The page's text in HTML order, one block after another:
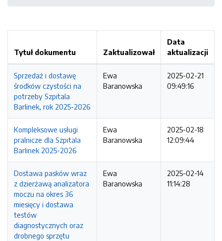
Tytuł dokumentu Zaktualizował
Data
aktualizacji
Sprzedaż i dostawę
środków czystości na
potrzeby Szpitala
Barlinek, rok 2025-2026
Ewa
Baranowska
2025-02-21
09:49:16
Kompleksowe usługi
pralnicze dla Szpitala
Barlinek 2025-2026
Ewa
Baranowska
2025-02-18
12:09:44
Dostawa pasków wraz
z dzierżawą analizatora
moczu na okres 36
miesięcy i dostawa
testów
diagnostycznych oraz
drobnego sprzętu
Ewa
Baranowska
2025-02-14
11:14:28